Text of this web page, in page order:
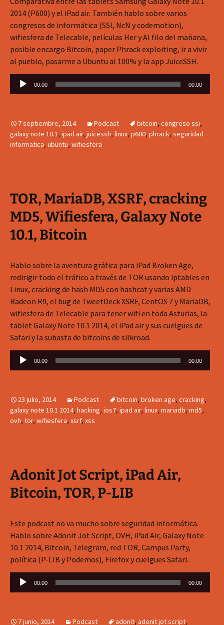
2014 (P600) y el iPad air. También hablo sobre varios
congresos de informática (SSI, NcN y codemotion),
wifiesfera de Telecable, películas Her y Al filo del mañana,
posible encargo Bitcoin, paper Phrack exploiting, ir a vivir
al pueblo, pasarme a Ubuntu al 100% y la app JuiceSSH.
Reproductor
de
00:00 00:00
7 septiembre, 2014 Podcast bitcoin, congreso ssi,
galaxy note 10.1, ipad air, juicessh, linux, p600, phrack, seguridad
informatica, ubuntu, wifiesfera
TOR, MariaDB, XSRF, cracking
MD5, Wifiesfera, Galaxy Note
10.1, Bitcoin
Hablo sobre la aventura gráfica para iPad Broken Age,
redirigir todo el tráfico a través de TOR usando iptables en
Linux, cracking de hash MD5 con hashcat y varias AMD
Radeon R9, el bug de TweetDeck XSRF, CentOS 7 y MariaDB,
wifiesfera de Telecable para tener wifi en toda Asturias, la
tablet Galaxy Note 10.1 2014, el iPad air y sus cuelgues de
Safari y la subasta de bitcoins de silkroad.
Reproductor
de
00:00 00:00
23 julio, 2014 Podcast bitcoin, broken age, cracking,
galaxy note 10.1 2014, hacking, ios7, ipad air, linux, mariadb, md5,
ovh, tor, wifiesfera, xsrf, xss
Adonit Jot Script, iPad Air,
Bitcoin, TOR, P-LIB
Este podcast no va mucho sobre seguridad informática.
Hablo sobre Adonit Jot Script, OVH, iPad Air, Galaxy Note
10.1 2014, Bitcoin, Telegram, red TOR, Campus Party,
política (P-LIB y Podemos), Firefox y cuelgues Safari.
Reproductor
de
00:00 00:00
7 junio, 2014 Podcast adonit, adonit jot script,